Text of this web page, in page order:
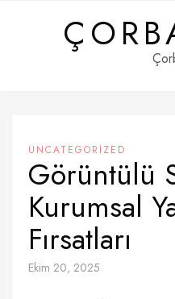
UNCATEGORIZED
Görüntülü
Kurumsal
Fırsatları
Ekim 20, 2025